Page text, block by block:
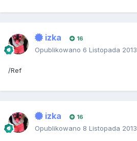
izka 16
Opublikowano 6 Listopada 2013
/Ref
izka 16
Opublikowano 8 Listopada 2013